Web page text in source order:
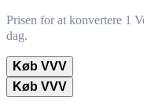
Prisen for at konvertere 1
dag.
Køb VVV
Køb VVV